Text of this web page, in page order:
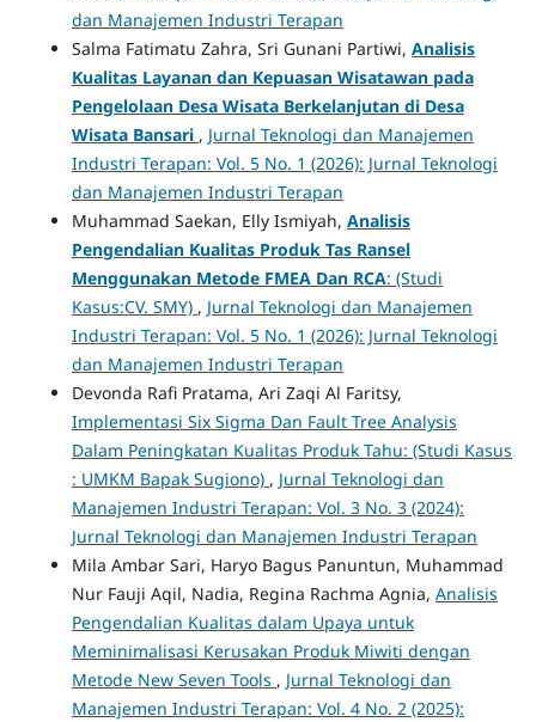
dan Manajemen Industri Terapan
Salma Fatimatu Zahra, Sri Gunani Partiwi, Analisis
Kualitas Layanan dan Kepuasan Wisatawan pada
Pengelolaan Desa Wisata Berkelanjutan di Desa
Wisata Bansari , Jurnal Teknologi dan Manajemen
Industri Terapan: Vol. 5 No. 1 (2026): Jurnal Teknologi
dan Manajemen Industri Terapan
Muhammad Saekan, Elly Ismiyah, Analisis
Pengendalian Kualitas Produk Tas Ransel
Menggunakan Metode FMEA Dan RCA: (Studi
Kasus:CV. SMY) , Jurnal Teknologi dan Manajemen
Industri Terapan: Vol. 5 No. 1 (2026): Jurnal Teknologi
dan Manajemen Industri Terapan
Devonda Rafi Pratama, Ari Zaqi Al Faritsy,
Implementasi Six Sigma Dan Fault Tree Analysis
Dalam Peningkatan Kualitas Produk Tahu: (Studi Kasus
: UMKM Bapak Sugiono) , Jurnal Teknologi dan
Manajemen Industri Terapan: Vol. 3 No. 3 (2024):
Jurnal Teknologi dan Manajemen Industri Terapan
Mila Ambar Sari, Haryo Bagus Panuntun, Muhammad
Nur Fauji Aqil, Nadia, Regina Rachma Agnia, Analisis
Pengendalian Kualitas dalam Upaya untuk
Meminimalisasi Kerusakan Produk Miwiti dengan
Metode New Seven Tools , Jurnal Teknologi dan
Manajemen Industri Terapan: Vol. 4 No. 2 (2025):